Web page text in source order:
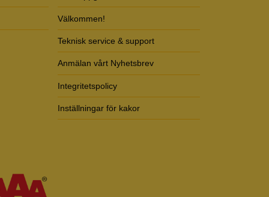
Välkommen!
Teknisk service & support
Anmälan vårt Nyhetsbrev
Integritetspolicy
Inställningar för kakor